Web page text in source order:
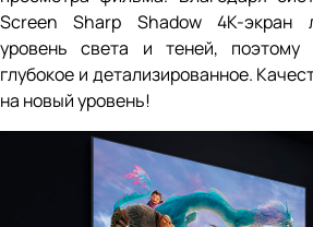
Screen Sharp Shadow 4К-экран
уровень света и теней, поэтому
глубокое и детализированное.
на новый уровень!